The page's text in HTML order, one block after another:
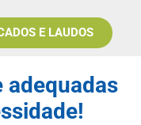
E LAUDOS
adequadas